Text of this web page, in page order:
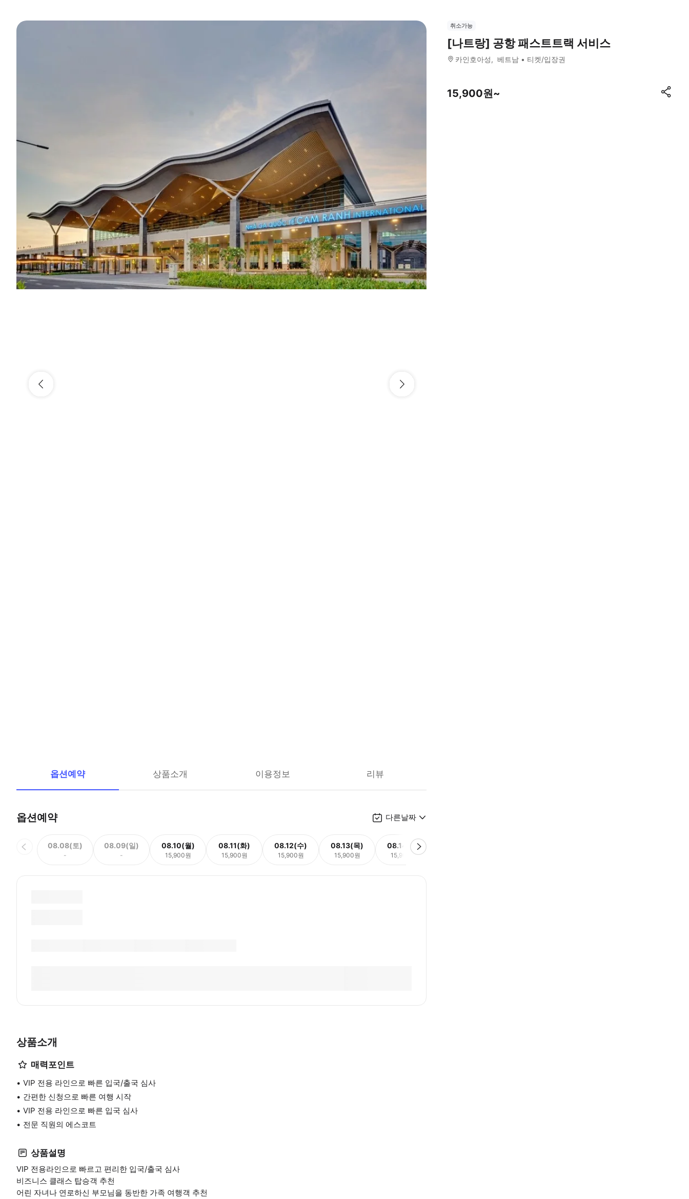
옵션예약 상품소개 이용정보 리뷰
옵션예약 다른날짜
08.08(토)
-
08.09(일)
-
08.10(월)
15,900원
08.11(화)
15,900원
08.12(수)
15,900원
08.13(목)
15,900원
08.14(금)
15,900원
상품소개
매력포인트
VIP 전용 라인으로 빠른 입국/출국 심사
간편한 신청으로 빠른 여행 시작
VIP 전용 라인으로 빠른 입국 심사
전문 직원의 에스코트
상품설명
VIP 전용라인으로 빠르고 편리한 입국/출국 심사
비즈니스 클래스 탑승객 추천
어린 자녀나 연로하신 부모님을 동반한 가족 여행객 추천
취소가능
[나트랑] 공항 패스트트랙 서비스
카인호아성 베트남 티켓/입장권
15,900원~